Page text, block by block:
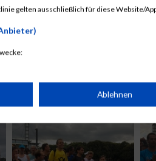
gelten ausschließlich für diese Website/
Informationen auf einem Endgerät
zur Auswahl von Werbeanzeigen
Ablehnen